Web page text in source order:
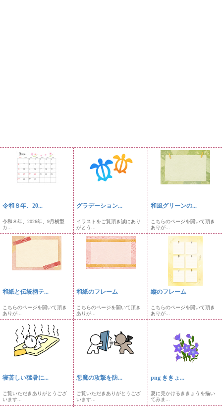
令和８年、20...
令和８年、2026年、9月横型
カ...
グラデーション...
イラストをご覧頂き誠にあり
がとう...
和風グリーンの...
こちらのページを開いて頂き
ありが...
和紙と伝統柄テ...
こちらのページを開いて頂き
ありが...
和紙のフレーム
こちらのページを開いて頂き
ありが...
縦のフレーム
こちらのページを開いて頂き
ありが...
寝苦しい猛暑に...
ご覧いただきありがとうござ
います...
悪魔の攻撃を防...
ご覧いただきありがとうござ
います...
png ききょ...
夏に見かけるききょうを描い
てみま...